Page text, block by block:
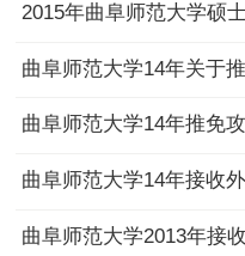
2015年曲阜师范大学硕
曲阜师范大学14年接收
曲阜师范大学2013年接